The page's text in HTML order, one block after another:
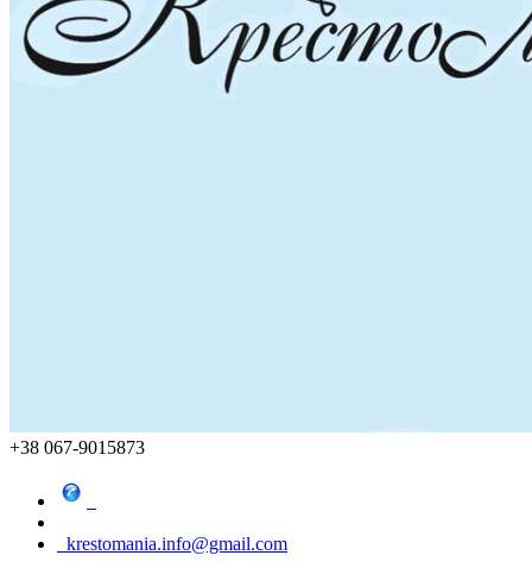
+38 067-9015873
krestomania.info@gmail.com